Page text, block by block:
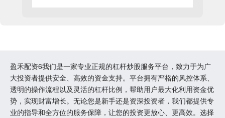
盈禾配资6我们是一家专业正规的杠杆炒股服务平台，致力于为广
大投资者提供安全、高效的资金支持。平台拥有严格的风控体系、
透明的操作流程以及灵活的杠杆比例，帮助用户最大化利用资金优
势，实现财富增长。无论您是新手还是资深投资者，我们都提供专
业的指导和全方位的服务保障，让您的投资更放心、更高效。选择